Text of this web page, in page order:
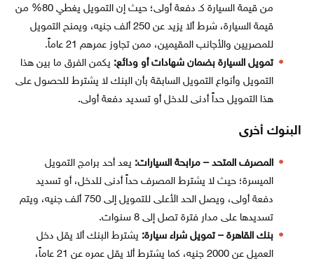
من قيمة السيارة كـ دفعة أولى؛ حيث إن التمويل يغطي 80% من
قيمة السيارة، شرط ألا يزيد عن 250 ألف جنيه، ويمنح التمويل
للمصريين والأجانب المقيمين، ممن تجاوز عمرهم 21 عاماً.
تمويل السيارة بضمان شهادات أو ودائع: يكمن الفرق ما بين هذا
التمويل وأنواع التمويل السابقة بأن البنك لا يشترط للحصول على
هذا التمويل حداً أدنى للدخل أو تسديد دفعة أولى.
البنوك أخرى
المصرف المتحد – مرابحة السيارات: يعد أحد برامج التمويل
الميسرة؛ حيث لا يشترط المصرف حداً أدنى للدخل، أو تسديد
دفعة أولى، ويصل الحد الأعلى للتمويل إلى 750 ألف جنيه، ويتم
تسديدها على مدار فترة تصل إلى 8 سنوات.
بنك القاهرة – تمويل شراء سيارة: يشترط البنك ألا يقل دخل
العميل عن 2000 جنيه، كما يشترط ألا يقل عمره عن 21 عاماً،